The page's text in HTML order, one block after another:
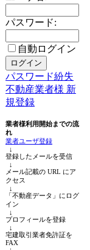
パスワード:
自動ログイン
パスワード紛失
不動産業者様 新
規登録
業者様利用開始までの流
れ
業者ユーザ登録
↓
登録したメールを受信
↓
メール記載の URL にア
クセス
↓
「不動産データ」にログ
イン
↓
プロフィールを登録
↓
宅建取引業者免許証を
FAX